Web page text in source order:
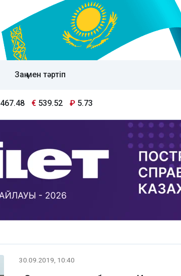
Заң мен тәртіп
467.48 € 539.52 ₽ 5.73
30.09.2019, 10:40